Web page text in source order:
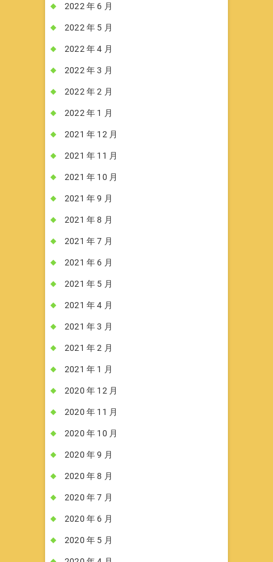
2022 年 6 月
2022 年 5 月
2022 年 4 月
2022 年 3 月
2022 年 2 月
2022 年 1 月
2021 年 12 月
2021 年 11 月
2021 年 10 月
2021 年 9 月
2021 年 8 月
2021 年 7 月
2021 年 6 月
2021 年 5 月
2021 年 4 月
2021 年 3 月
2021 年 2 月
2021 年 1 月
2020 年 12 月
2020 年 11 月
2020 年 10 月
2020 年 9 月
2020 年 8 月
2020 年 7 月
2020 年 6 月
2020 年 5 月